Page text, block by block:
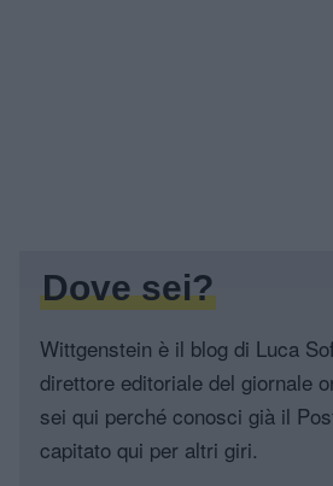
Dove sei?
Wittgenstein è il blog di Luca
direttore editoriale del giornale
sei qui perché conosci già il
capitato qui per altri giri.